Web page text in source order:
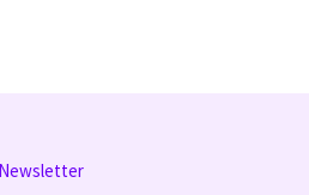
Newsletter